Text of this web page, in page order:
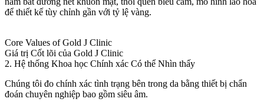
để thiết kế tùy chỉnh gần với tỷ lệ vàng.
Core Values of Gold J Clinic
Giá trị Cốt lõi của Gold J Clinic
2. Hệ thống Khoa học Chính xác Có thể Nhìn thấy
Chúng tôi đo chính xác tình trạng bên trong da bằng thiết bị chẩn
đoán chuyên nghiệp bao gồm siêu âm.